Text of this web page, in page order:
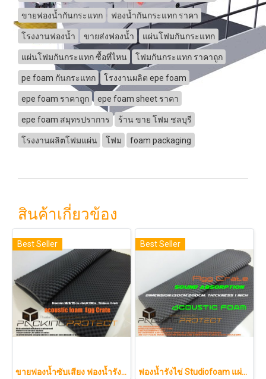
ขายฟองน้ำกันกระแทก ฟองน้ำกันกระแทก ราคา
โรงงานฟองน้ำ ขายส่งฟองน้ำ แผ่นโฟมกันกระแทก
แผ่นโฟมกันกระแทก ซื้อที่ไหน โฟมกันกระแทก ราคาถูก
pe foam กันกระแทก โรงงานผลิต epe foam
epe foam ราคาถูก epe foam sheet ราคา
epe foam สมุทรปราการ ร้าน ขาย โฟม ชลบุรี
โรงงานผลิตโฟมแผ่น โฟม foam packaging
สินค้าเกี่ยวข้อง
Best Seller
ขายฟองน้ำซับเสียง ฟองน้ำรังไข่ แผ่นซับเสียงห้อง ราคาถูกฟองน้ำรังไข่ แผ่นซับเสียงรังไข่ แผ่นซับเสียงรังไข่ Acoustic foam สีเทาดำขนาดใหญ่ 130*200ซม.หนา1.5นิ้วราคา350บาท(copy)
Best Seller
ฟองน้ำรังไข่ Studiofoam แผ่นซับเสียงห้อง แผ่นซับเสียงรังไข่ แผ่นซับเสียงรังไข่ Acoustic foam สีเทาดำขนาดใหญ่ 125*200ซม.หนา1นิ้วราคา290บาท